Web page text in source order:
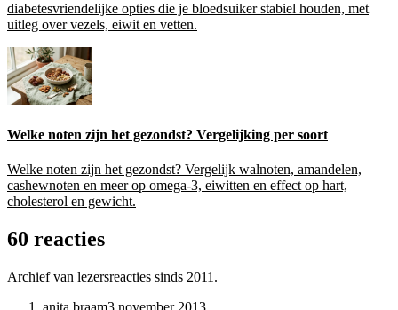
diabetesvriendelijke opties die je bloedsuiker stabiel houden, met
uitleg over vezels, eiwit en vetten.
Welke noten zijn het gezondst? Vergelijking per soort
Welke noten zijn het gezondst? Vergelijk walnoten, amandelen,
cashewnoten en meer op omega-3, eiwitten en effect op hart,
cholesterol en gewicht.
60 reacties
Archief van lezersreacties sinds 2011.
anita braam3 november 2013